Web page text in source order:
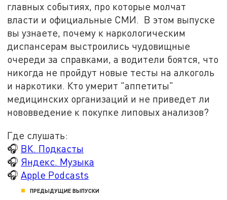
главных событиях, про которые молчат
власти и официальные СМИ. В этом выпуске
вы узнаете, почему к наркологическим
диспансерам выстроились чудовищные
очереди за справками, а водители боятся, что
никогда не пройдут новые тесты на алкоголь
и наркотики. Кто умерит "аппетиты"
медицинских организаций и не приведет ли
нововведение к покупке липовых анализов?
Где слушать:
🎧 ВК. Подкасты
🎧 Яндекс. Музыка
🎧Apple Podcasts
ПРЕДЫДУЩИЕ ВЫПУСКИ